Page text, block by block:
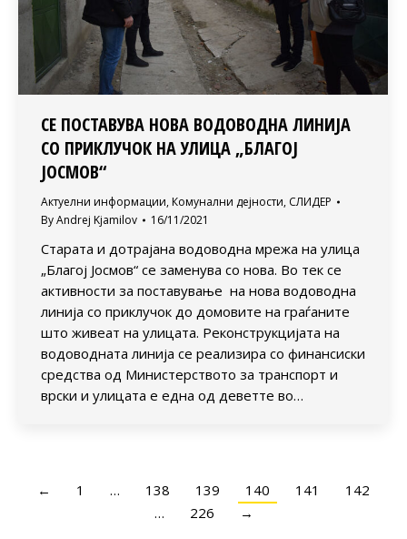
СЕ ПОСТАВУВА НОВА ВОДОВОДНА ЛИНИЈА
СО ПРИКЛУЧОК НА УЛИЦА „БЛАГОЈ
ЈОСМОВ“
Актуелни информации, Комунални дејности, СЛИДЕР
ByAndrej Kjamilov 16/11/2021
Старата и дотрајана водоводна мрежа на улица
„Благој Јосмов“ се заменува со нова. Во тек се
активности за поставување на нова водоводна
линија со приклучок до домовите на граѓаните
што живеат на улицата. Реконструкцијата на
водоводната линија се реализира со финансиски
средства од Министерството за транспорт и
врски и улицата е една од деветте во…
← 1 … 138 139 140 141
142
…
226 →